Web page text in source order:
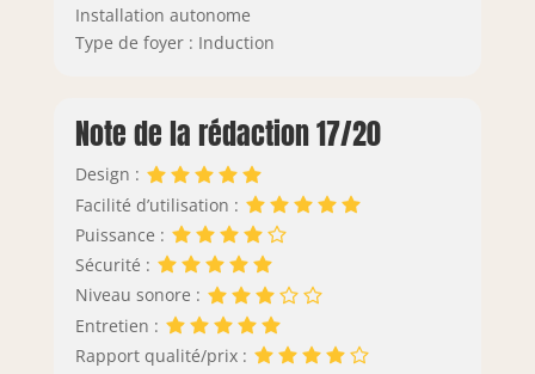
Installation autonome
Type de foyer : Induction
Note de la rédaction 17/20
Design :
Facilité d’utilisation :
Puissance :
Sécurité :
Niveau sonore :
Entretien :
Rapport qualité/prix :